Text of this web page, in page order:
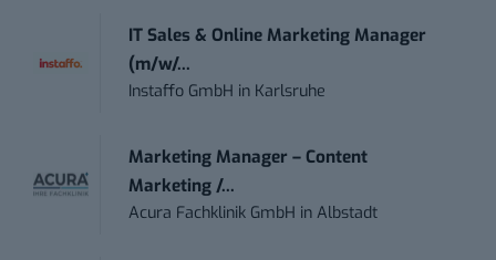
IT Sales & Online Marketing Manager
(m/w/...
Instaffo GmbH in Karlsruhe
Marketing Manager – Content
Marketing /...
Acura Fachklinik GmbH inAlbstadt